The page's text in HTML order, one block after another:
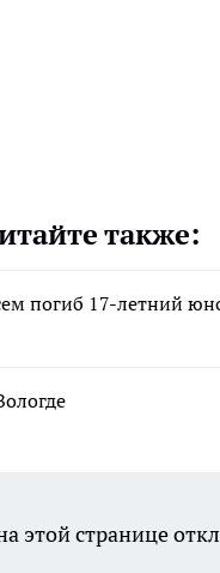
также:
погиб 17-летний
этой странице